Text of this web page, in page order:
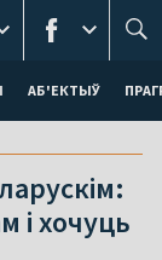
АБ'ЕКТЫЎ
і хочуць